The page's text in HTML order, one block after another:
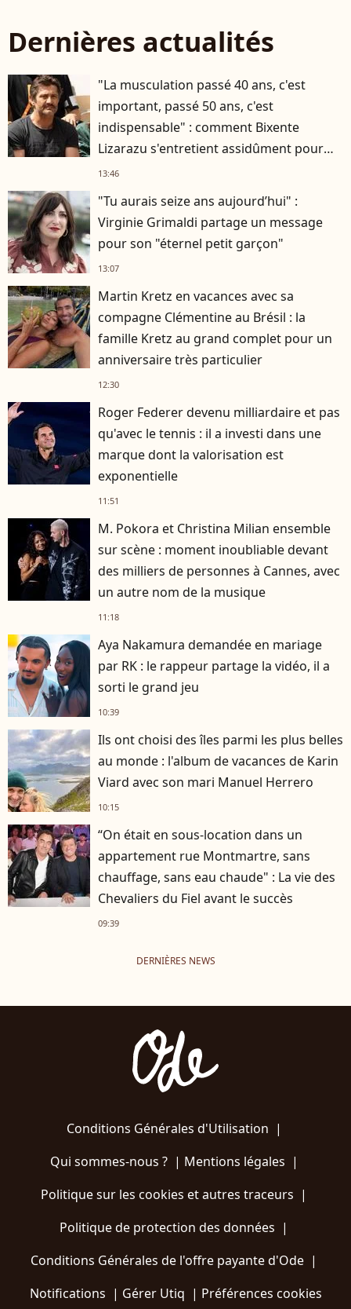
Dernières actualités
"La musculation passé 40 ans, c'est
important, passé 50 ans, c'est
indispensable" : comment Bixente
Lizarazu s'entretient assidûment pour
rester musclé à 56 ans ?
13:46
"Tu aurais seize ans aujourd’hui" :
Virginie Grimaldi partage un message
pour son "éternel petit garçon"
13:07
Martin Kretz en vacances avec sa
compagne Clémentine au Brésil : la
famille Kretz au grand complet pour un
anniversaire très particulier
12:30
Roger Federer devenu milliardaire et pas
qu'avec le tennis : il a investi dans une
marque dont la valorisation est
exponentielle
11:51
M. Pokora et Christina Milian ensemble
sur scène : moment inoubliable devant
des milliers de personnes à Cannes, avec
un autre nom de la musique
11:18
Aya Nakamura demandée en mariage
par RK : le rappeur partage la vidéo, il a
sorti le grand jeu
10:39
Ils ont choisi des îles parmi les plus belles
au monde : l'album de vacances de Karin
Viard avec son mari Manuel Herrero
10:15
“On était en sous-location dans un
appartement rue Montmartre, sans
chauffage, sans eau chaude" : La vie des
Chevaliers du Fiel avant le succès
09:39
DERNIÈRES NEWS
Conditions Générales d'Utilisation |
Qui sommes-nous ?| Mentions légales |
Politique sur les cookies et autres traceurs |
Politique de protection des données |
Conditions Générales de l'offre payante d'Ode |
Notifications | Gérer Utiq | Préférences cookies